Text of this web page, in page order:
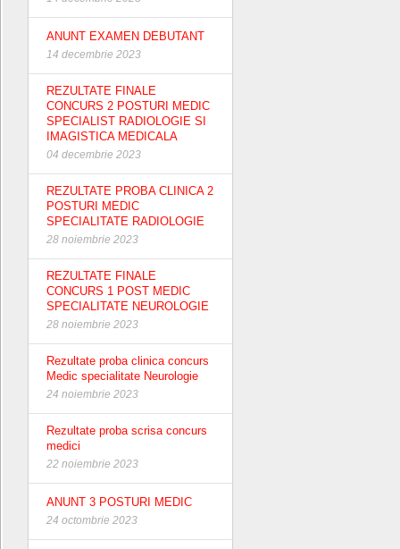
ANUNT EXAMEN DEBUTANT
14 decembrie 2023
REZULTATE FINALE
CONCURS 2 POSTURI MEDIC
SPECIALIST RADIOLOGIE SI
IMAGISTICA MEDICALA
04 decembrie 2023
REZULTATE PROBA CLINICA 2
POSTURI MEDIC
SPECIALITATE RADIOLOGIE
28 noiembrie 2023
REZULTATE FINALE
CONCURS 1 POST MEDIC
SPECIALITATE NEUROLOGIE
28 noiembrie 2023
Rezultate proba clinica concurs
Medic specialitate Neurologie
24 noiembrie 2023
Rezultate proba scrisa concurs
medici
22 noiembrie 2023
ANUNT 3 POSTURI MEDIC
24 octombrie 2023